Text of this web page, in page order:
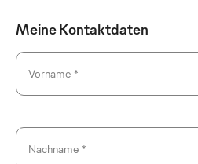
Meine Kontaktdaten
Vorname *
Nachname *